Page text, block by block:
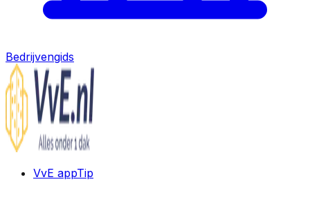
Bedrijvengids
VvE appTip